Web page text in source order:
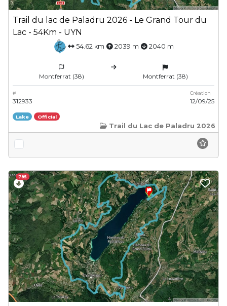
Trail du lac de Paladru 2026 - Le Grand Tour du
Lac - 54Km - UYN
54.62 km 2039 m 2040 m
Montferrat (38) Montferrat (38)
#
312933
Création
12/09/25
Lake Official
Trail du Lac de Paladru 2026
785